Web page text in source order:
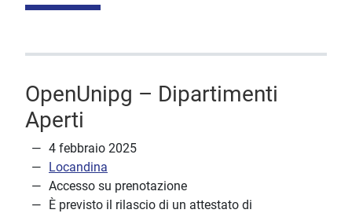
OpenUnipg – Dipartimenti
Aperti
4 febbraio 2025
Locandina
Accesso su prenotazione
È previsto il rilascio di un attestato di